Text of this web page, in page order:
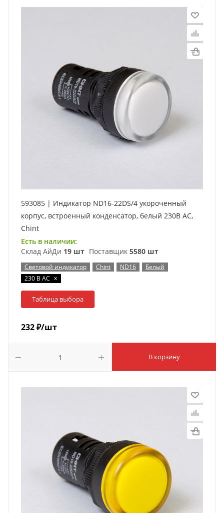
593085 | Индикатор ND16-22DS/4 укороченный
корпус, встроенный конденсатор, белый 230В АС,
Chint
Есть в наличии:
Склад АйДи 19 шт Поставщик 5580 шт
Световой индикатор Chint ND16
Белый
230 В AC x
Таблица выбора
232₽/шт
В корзину